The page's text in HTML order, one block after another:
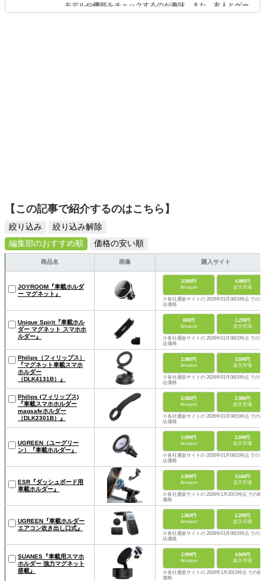
モデルや機能をチェックするのが趣味。また、友人とゲー
ムを楽しみながら、新作タイトルやイベント情報もいち早
【この記事で紹介するのはこちら】
絞り込み
絞り込み解除
編集部のおすすめ順
価格の安い順
商品名 画像 購入サイト
JOYROOM『車載ホルダ
ー マグネット』
3,580円
Amazon
4,980円
楽天市場
※各社通販サイトの 2026年01月08日時点 での税
込価格
Unique Spirit『車載ホル
ダー マグネット スマホホ
ルダー』
699円
Amazon
1,239円
楽天市場
※各社通販サイトの 2026年01月08日時点 での税
込価格
Philips（フィリップス）
『マグネット車載スマホ
ホルダー
（DLK4131B）』
2,980円
Amazon
3,599円
楽天市場
※各社通販サイトの 2026年01月08日時点 での税
込価格
Philips (フィリップス)
『車載スマホホルダー
magsafeホルダー
（DLK2301B）』
2,580円
Amazon
2,980円
楽天市場
※各社通販サイトの 2026年01月08日時点 での税
込価格
UGREEN（ユーグリー
ン）『車載ホルダー』
2,099円
Amazon
2,699円
楽天市場
※各社通販サイトの 2026年01月08日時点 での税
込価格
ESR『ダッシュボード用
車載ホルダー』
2,899円
Amazon
3,644円
楽天市場
※各社通販サイトの 2026年1月20日時点 での税
価格
UGREEN『車載ホルダー
エアコン吹き出し口式』
1,869円
Amazon
2,299円
楽天市場
※各社通販サイトの 2026年01月08日時点 での税
込価格
SUANES『車載用スマホ
ホルダー 強力マグネット
搭載』
2,999円
Amazon
4,849円
楽天市場
※各社通販サイトの 2026年1月20日時点 での税
価格